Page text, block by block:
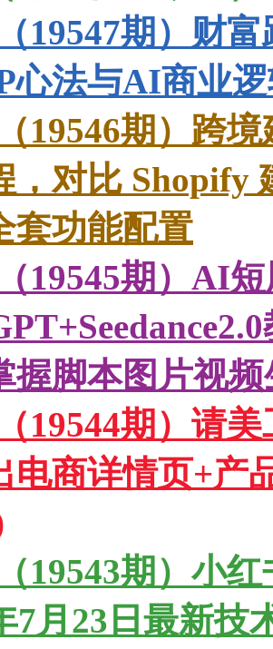
（19547期）财
心法与AI商业
（19546期）跨
，对比 Shopify
套功能配置
（19545期）AI
握脚本图片视
（19544期）请
电商详情页+产
（19543期）小
7月23日最新技